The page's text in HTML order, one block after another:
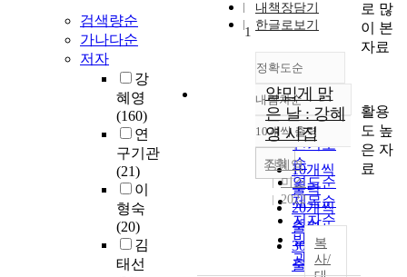
검색량순
가나다순
저자
강
혜영
(160)
연
구기관
(21)
이
형숙
(20)
김
태선
내책장담기
한글로보기
정확도순
정확도
순
인기도
순
연도순
제목순
저자순
발행기
관순
내림차순
내림차순
10개씩 출력
10개씩
출력
20개씩
출력
30개씩
출력
조회
1
얄밉게 맑
은 날 : 강혜
영 시집
강혜영
미소
2022
복
사/
로 많
이 본
자료
활용
도 높
은 자
료